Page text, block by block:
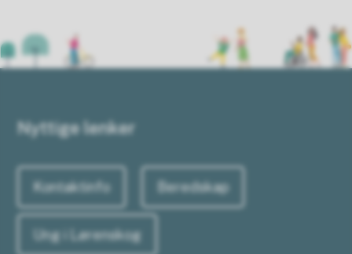
Nyttige lenker
Kontaktinfo Beredskap
Ung i Lørenskog